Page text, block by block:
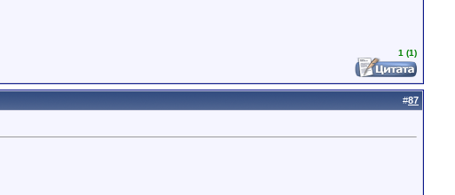
1 (1)
#87